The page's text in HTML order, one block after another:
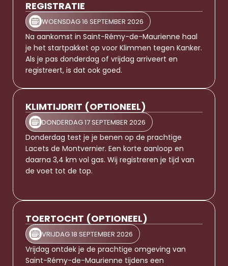
REGISTRATIE
WOENSDAG 16 SEPTEMBER 2026
Na aankomst in Saint-Rémy-de-Maurienne haal
je het startpakket op voor Klimmen tegen Kanker.
Als je pas donderdag of vrijdag arriveert en
registreert, is dat ook goed.
KLIMTIJDRIT (OPTIONEEL)
DONDERDAG 17 SEPTEMBER 2026
Donderdag test je je benen op de prachtige
Lacets de Montvernier. Een korte aanloop en
daarna 3,4 km vol gas. Wij registreren je tijd van
de voet tot de top.
TOERTOCHT (OPTIONEEL)
VRIJDAG 18 SEPTEMBER 2026
Vrijdag ontdek je de prachtige omgeving van
Saint-Rémy-de-Maurienne tijdens een